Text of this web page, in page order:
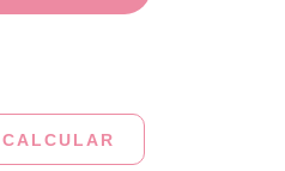
CALCULAR